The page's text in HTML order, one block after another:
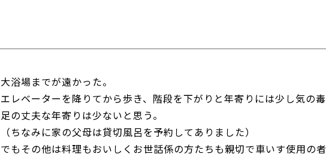
大浴場までが遠かった。
エレベーターを降りてから歩き、階段を下がりと年寄りには少し気の毒
足の丈夫な年寄りは少ないと思う。
（ちなみに家の父母は貸切風呂を予約してありました）
でもその他は料理もおいしくお世話係の方たちも親切で車いす使用の